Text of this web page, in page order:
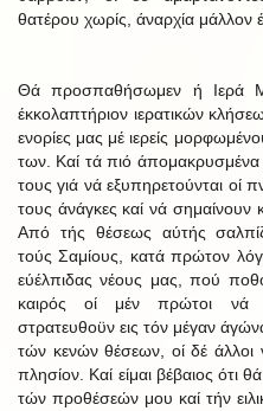
θατέρου χωρίς, άναρχία μάλλον
Θά προσπαθήσωμεν ή Ιερά
έκκολαπτήριον ιερατικών
ενορίες μας μέ ιερείς
των. Καί τά πιό άπομακρυσμένα
τους γιά νά εξυπηρετούνται οί
τους άνάγκες καί νά σημαίνουν
Από τής θέσεως αύτής
τούς Σαμίους, κατά πρώτον
εύέλπιδας νέους μας, πού
καιρός οί μέν πρώτοι νά
στρατευθοϋν εις τόν μέγαν
τών κενών θέσεων, οί δέ
πλησίον. Καί είμαι βέβαιος ότι
τών προθέσεών μου καί τήν